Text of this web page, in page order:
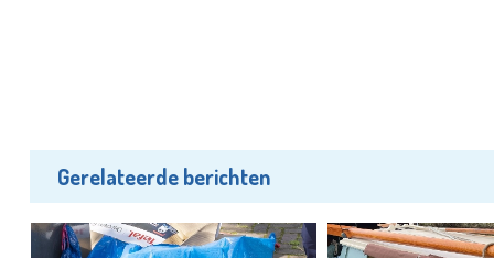
Gerelateerde berichten